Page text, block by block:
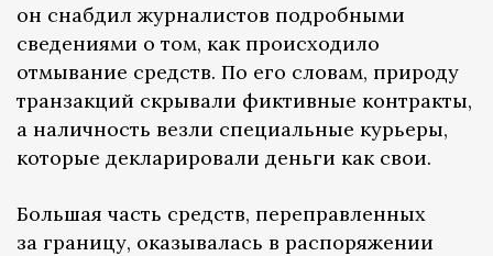
он снабдил журналистов подробными
сведениями о том, как происходило
отмывание средств. По его словам, природу
транзакций скрывали фиктивные контракты,
а наличность везли специальные курьеры,
которые декларировали деньги как свои.
Большая часть средств, переправленных
за границу, оказывалась в распоряжении